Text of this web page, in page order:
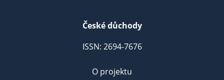
České důchody
ISSN: 2694-7676
O projektu